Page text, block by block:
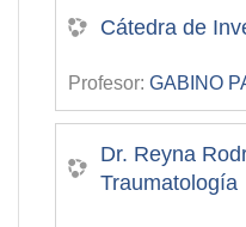
Cátedra de
Profesor: GABINO
Dr. Reyna
Traumatología